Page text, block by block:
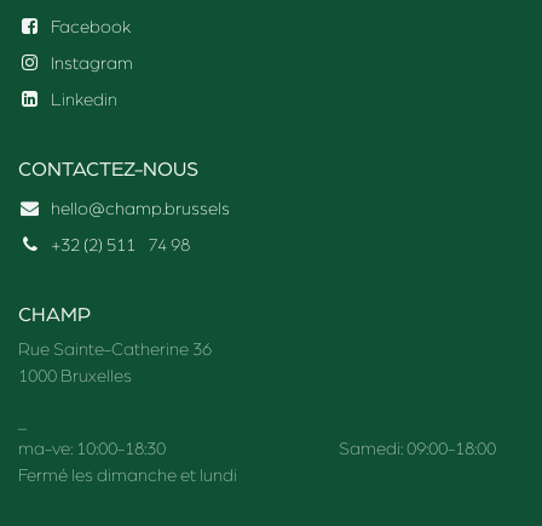
Facebook
Instagram
Linkedin
CONTACTEZ-NOUS
hello@champ.brussels
+32 (2) 511 74 98
CHAMP
Rue Sainte-Catherine 36
1000 Bruxelles
ma-ve: 10:00-18:30 Samedi: 09:00-18:00
Fermé les dimanche et lundi